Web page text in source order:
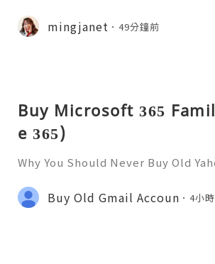
療程係=做Duo Tite + Oligio 呢2部機
mingjanet 49分鐘前
Buy Microsoft 365
e 365)
Why You Should Never Buy Old
onal communication, business
ccount recovery. Because of
Buy Old Gmail Accoun 4小